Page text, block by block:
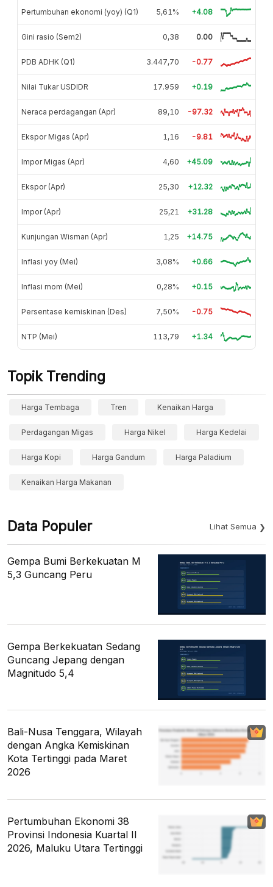
Pertumbuhan ekonomi (yoy) (Q1) 5,61% +4.08
Gini rasio (Sem2) 0,38 0.00
PDB ADHK (Q1) 3.447,70 -0.77
Nilai Tukar USDIDR 17.959 +0.19
Neraca perdagangan (Apr) 89,10 -97.32
Ekspor Migas (Apr) 1,16 -9.81
Impor Migas (Apr) 4,60 +45.09
Ekspor (Apr) 25,30 +12.32
Impor (Apr) 25,21 +31.28
Kunjungan Wisman (Apr) 1,25 +14.75
Inflasi yoy (Mei) 3,08% +0.66
Inflasi mom (Mei) 0,28% +0.15
Persentase kemiskinan (Des) 7,50% -0.75
NTP (Mei) 113,79 +1.34
Topik Trending
Harga Tembaga Tren Kenaikan Harga
Perdagangan Migas Harga Nikel Harga Kedelai
Harga Kopi Harga Gandum Harga Paladium
Kenaikan Harga Makanan
Data Populer Lihat Semua
Gempa Bumi Berkekuatan M
5,3 Guncang Peru
Gempa Berkekuatan Sedang
Guncang Jepang dengan
Magnitudo 5,4
Bali-Nusa Tenggara, Wilayah
dengan Angka Kemiskinan
Kota Tertinggi pada Maret
2026
Pertumbuhan Ekonomi 38
Provinsi Indonesia Kuartal II
2026, Maluku Utara Tertinggi